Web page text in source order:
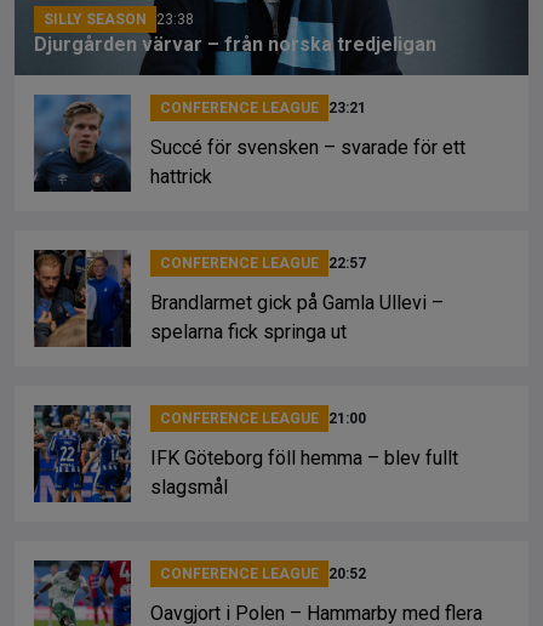
SILLY SEASON 23:38
Djurgården värvar – från norska tredjeligan
CONFERENCE LEAGUE 23:21
Succé för svensken – svarade för ett
hattrick
CONFERENCE LEAGUE 22:57
Brandlarmet gick på Gamla Ullevi –
spelarna fick springa ut
CONFERENCE LEAGUE 21:00
IFK Göteborg föll hemma – blev fullt
slagsmål
CONFERENCE LEAGUE 20:52
Oavgjort i Polen – Hammarby med flera